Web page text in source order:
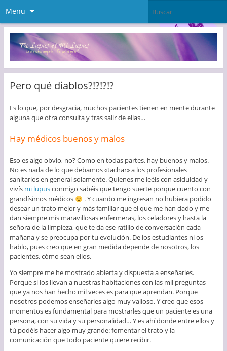
Menu
Pero qué diablos?!?!?!?
Es lo que, por desgracia, muchos pacientes tienen en mente durante
alguna que otra consulta y tras salir de ellas…
Hay médicos buenos y malos
Eso es algo obvio, no? Como en todas partes, hay buenos y malos.
No es nada de lo que debamos «tachar» a los profesionales
sanitarios en general solamente. Quienes me leéis con asiduidad y
vivís mi lupusconmigo sabéis que tengo suerte porque cuento con
grandísimos médicos
. Y cuando me ingresan no hubiera podido
desear un trato mejor y más familiar que el que me han dado y me
dan siempre mis maravillosas enfermeras, los celadores y hasta la
señora de la limpieza, que te da ese ratillo de conversación cada
mañana y se preocupa por tu evolución. De los estudiantes ni os
hablo, pues creo que en gran medida depende de nosotros, los
pacientes, cómo sean ellos.
Yo siempre me he mostrado abierta y dispuesta a enseñarles.
Porque si los llevan a nuestras habitaciones con las mil preguntas
que ya nos han hecho mil veces es para que aprendan. Porque
nosotros podemos enseñarles algo muy valioso. Y creo que esos
momentos es fundamental para mostrarles que un paciente es una
persona, con su vida y su personalidad… Y es ahí donde entre ellos y
tú podéis hacer algo muy grande: fomentar el trato y la
comunicación que todo paciente quiere recibir.